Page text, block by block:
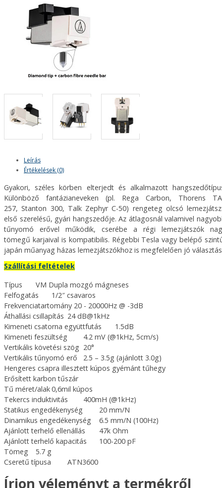
Leírás
Értékelések (0)
Gyakori, széles körben elterjedt és alkalmazott
Különböző fantázianeveken (pl. Rega Carbon, Thorens
257, Stanton 300, Talk Zephyr C-50) rengeteg olcsó
első szerelésű, gyári hangszedője. Az átlagosnál valamivel
tűnyomó erővel működik, cserébe a régi lemezjátszók
tömegű karjaival is kompatibilis. Régebbi Tesla vagy belépő
japán műanyag házas lemezjátszókhoz is megfelelően jó
Szállítási feltételek
Típus
VM Dupla mozgó mágneses
Felfogatás
1/2″ csavaros
Frekvenciatartomány 20 - 20000Hz @ -3dB
Áthallási csillapítás 24 dB@1kHz
Kimeneti csatorna együttfutás
1.5dB
Kimeneti feszültség
4.2 mV (@1kHz, 5cm/s)
Vertikális követési szög 20°
Vertikális tűnyomó erő
2.5 – 3.5g (ajánlott 3.0g)
Hengeres csapra illesztett kúpos gyémánt tűhegy
Erősített karbon tűszár
Tű méret/alak0,6mil kúpos
Tekercs induktivitás
400mH (@1kHz)
Statikus engedékenység
20 mm/N
Dinamikus engedékenység
6.5 mm/N (100Hz)
Ajánlott terhelő ellenállás
47k Ohm
Ajánlott terhelő kapacitás
100-200 pF
Tömeg
5.7 g
Cseretű típusa
ATN3600
Írjon véleményt a termékről